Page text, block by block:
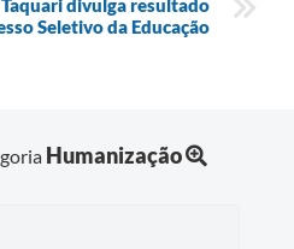
divulga resultado
Seletivo da Educação
Humanização